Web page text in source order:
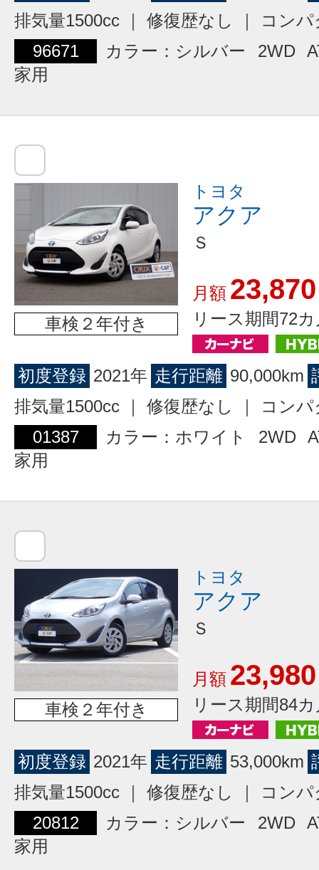
排気量1500cc ｜ 修復歴なし ｜ コン
96671
カラー：シルバー 2WD
家用
車検２年付き
トヨタ
アクア
Ｓ
月額 23,870
リース期間72
初度登録 2021年 走行距離 90,000km
排気量1500cc ｜ 修復歴なし ｜ コン
01387
カラー：ホワイト 2WD
家用
車検２年付き
トヨタ
アクア
Ｓ
月額 23,980
リース期間84
初度登録 2021年 走行距離 53,000km
排気量1500cc ｜ 修復歴なし ｜ コン
20812
カラー：シルバー 2WD
家用